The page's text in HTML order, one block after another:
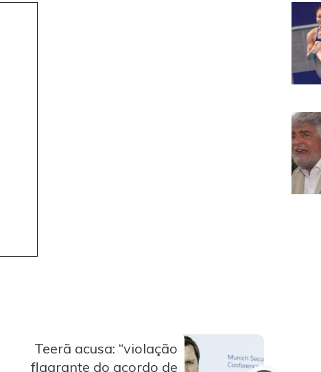
Teerã acusa: “violação
flagrante do acordo de